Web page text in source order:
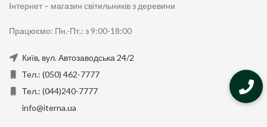
Інтернет – магазин світильників з деревини
Працюємо: Пн.-Пт.: з 9:00-18:00
Київ, вул. Автозаводська 24/2
Тел.: (050) 462-7777
Тел.: (044)240-7777
info@iterna.ua